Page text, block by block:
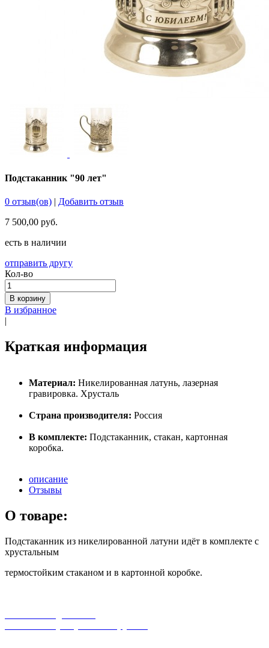
Подстаканник "90 лет"
0 отзыв(ов) | Добавить отзыв
7 500,00 руб.
есть в наличии
отправить другу
Кол-во
В корзину
В избранное
|
Краткая информация
Материал: Никелированная латунь, лазерная
гравировка. Хрусталь
Страна производителя: Россия
В комплекте: Подстаканник, стакан, картонная
коробка.
описание
Отзывы
О товаре:
Подстаканник из никелированной латуни идёт в комплекте с
хрустальным
термостойким стаканом и в картонной коробке.